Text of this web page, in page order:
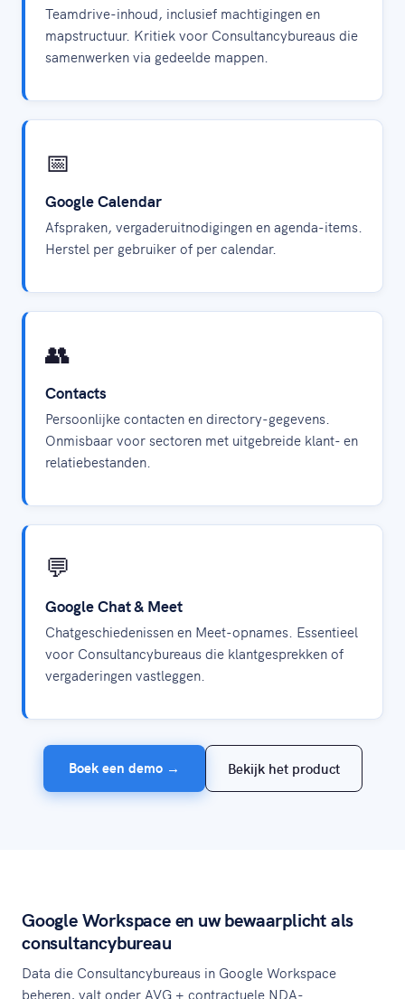
Teamdrive-inhoud, inclusief machtigingen en
mapstructuur. Kritiek voor Consultancybureaus die
samenwerken via gedeelde mappen.
📅
Google Calendar
Afspraken, vergaderuitnodigingen en agenda-items.
Herstel per gebruiker of per calendar.
👥
Contacts
Persoonlijke contacten en directory-gegevens.
Onmisbaar voor sectoren met uitgebreide klant- en
relatiebestanden.
💬
Google Chat & Meet
Chatgeschiedenissen en Meet-opnames. Essentieel
voor Consultancybureaus die klantgesprekken of
vergaderingen vastleggen.
Boek een demo → Bekijk het product
Google Workspace en uw bewaarplicht als
consultancybureau
Data die Consultancybureaus in Google Workspace
beheren, valt onder AVG + contractuele NDA-